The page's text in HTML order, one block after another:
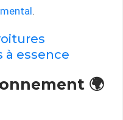
.
à essence
🌍